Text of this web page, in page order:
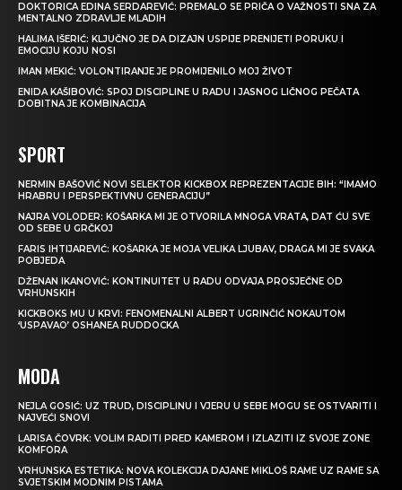
DOKTORICA EDINA SERDAREVIĆ: PREMALO SE PRIČA O VAŽNOSTI SNA ZA
MENTALNO ZDRAVLJE MLADIH
HALIMA IŠERIĆ: KLJUČNO JE DA DIZAJN USPIJE PRENIJETI PORUKU I
EMOCIJU KOJU NOSI
IMAN MEKIĆ: VOLONTIRANJE JE PROMIJENILO MOJ ŽIVOT
ENIDA KAŠIBOVIĆ: SPOJ DISCIPLINE U RADU I JASNOG LIČNOG PEČATA
DOBITNA JE KOMBINACIJA
SPORT
NERMIN BAŠOVIĆ NOVI SELEKTOR KICKBOX REPREZENTACIJE BIH: “IMAMO
HRABRU I PERSPEKTIVNU GENERACIJU”
NAJRA VOLODER: KOŠARKA MI JE OTVORILA MNOGA VRATA, DAT ĆU SVE
OD SEBE U GRČKOJ
FARIS IHTIJAREVIĆ: KOŠARKA JE MOJA VELIKA LJUBAV, DRAGA MI JE SVAKA
POBJEDA
DŽENAN IKANOVIĆ: KONTINUITET U RADU ODVAJA PROSJEČNE OD
VRHUNSKIH
KICKBOKS MU U KRVI: FENOMENALNI ALBERT UGRINČIĆ NOKAUTOM
‘USPAVAO’ OSHANEA RUDDOCKA
MODA
NEJLA GOSIĆ: UZ TRUD, DISCIPLINU I VJERU U SEBE MOGU SE OSTVARITI I
NAJVEĆI SNOVI
LARISA ČOVRK: VOLIM RADITI PRED KAMEROM I IZLAZITI IZ SVOJE ZONE
KOMFORA
VRHUNSKA ESTETIKA: NOVA KOLEKCIJA DAJANE MIKLOŠ RAME UZ RAME SA
SVJETSKIM MODNIM PISTAMA